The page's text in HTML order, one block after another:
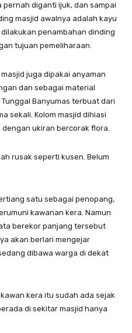
diganti ijuk, dan sampai
masjid awalnya adalah kayu
penambahan dinding
tujuan pemeliharaan.
juga dipakai anyaman
dan sebagai material
Banyumas terbuat dari
sekali. Kolom masjid dihiasi
ukiran bercorak flora.
rusak seperti kusen. Belum
satu sebagai penopang,
kawanan kera. Namun
berekor panjang tersebut
akan berlari mengejar
dibawa warga di dekat
kera itu sudah ada sejak
di sekitar masjid hanya